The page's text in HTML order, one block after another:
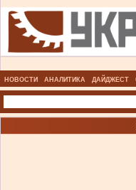
НОВОСТИ АНАЛИТИКА ДАЙДЖЕСТ